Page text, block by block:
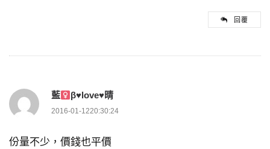
回覆
藍 β♥ love♥晴
2016-01-1220:30:24
份量不少，價錢也平價